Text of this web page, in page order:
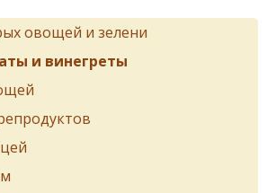
овощей и зелени
и винегреты